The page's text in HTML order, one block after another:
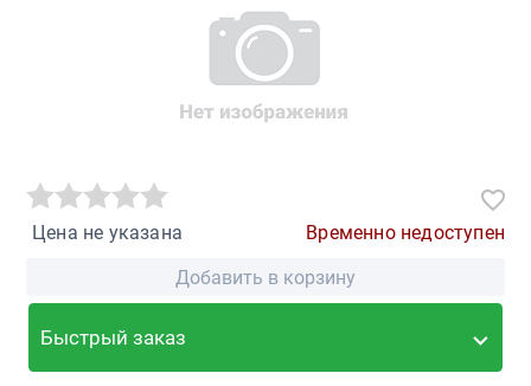
Цена не указана
Временно недоступен
Добавить в корзину
Быстрый заказ